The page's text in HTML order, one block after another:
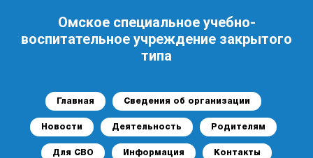
Омское специальное учебно-
воспитательное учреждение закрытого
типа
Главная Сведения об организации
Новости Деятельность Родителям
Для СВО Информация Контакты